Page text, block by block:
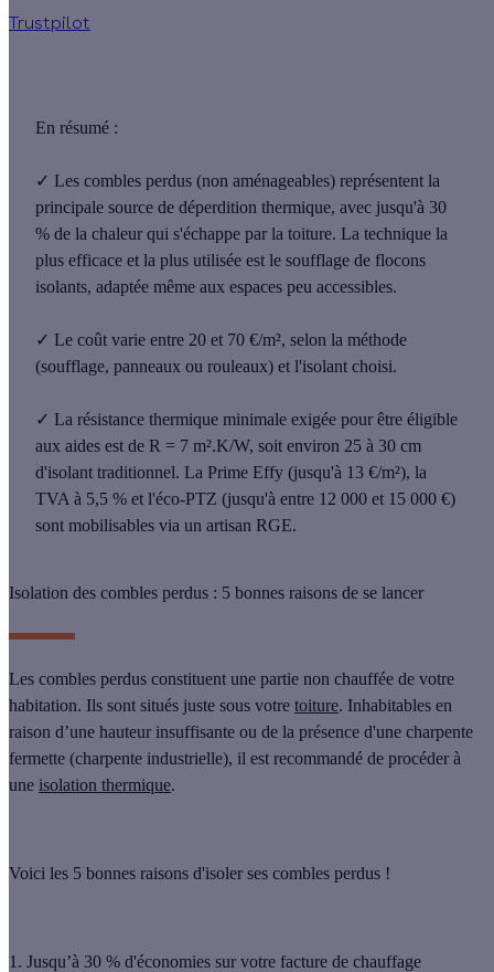
En résumé :
✓ Les combles perdus (non aménageables) représentent la
principale source de déperdition thermique, avec jusqu'à 30
% de la chaleur qui s'échappe par la toiture. La technique la
plus efficace et la plus utilisée est le soufflage de flocons
isolants, adaptée même aux espaces peu accessibles.
✓ Le coût varie entre 20 et 70 €/m², selon la méthode
(soufflage, panneaux ou rouleaux) et l'isolant choisi.
✓ La résistance thermique minimale exigée pour être éligible
aux aides est de R = 7 m².K/W, soit environ 25 à 30 cm
d'isolant traditionnel. La Prime Effy (jusqu'à 13 €/m²), la
TVA à 5,5 % et l'éco-PTZ (jusqu'à entre 12 000 et 15 000 €)
sont mobilisables via un artisan RGE.
Isolation des combles perdus : 5 bonnes raisons de se lancer
Les combles perdus constituent une partie non chauffée de votre
habitation. Ils sont situés juste sous votre toiture. Inhabitables en
raison d’une hauteur insuffisante ou de la présence d'une charpente
fermette (charpente industrielle), il est recommandé de procéder à
une isolation thermique.
Voici les 5 bonnes raisons d'isoler ses combles perdus !
1. Jusqu’à 30 % d'économies sur votre facture de chauffage
Trustpilot